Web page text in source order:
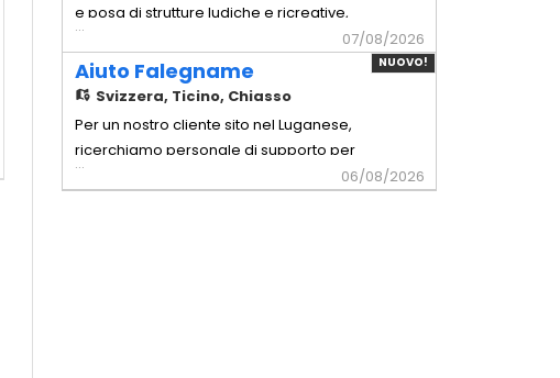
piantumazione di alberi, arbusti
e posa di strutture ludiche e ricreative,
selezioniamo per l'allestimento in
sicurezza di aree gioco pubbliche,
scolastiche e private in Ticino -
Urbani Mansionario - Montaggio strutture:
Assemblaggio meccanico e instal
...
07/08/2026
NUOVO!
Aiuto Falegname
Svizzera, Ticino, Chiasso
Per un nostro cliente sito nel Luganese,
ricerchiamo personale di supporto per
squadre di montaggio di arredi di alta
...
06/08/2026